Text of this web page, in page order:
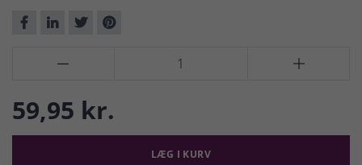
 
59,95 kr.
LÆG I KURV